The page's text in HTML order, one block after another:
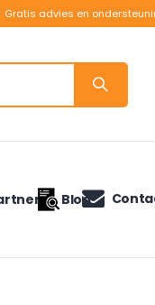
Gratis advies en
Blog